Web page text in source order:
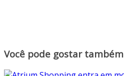
Você pode gostar também